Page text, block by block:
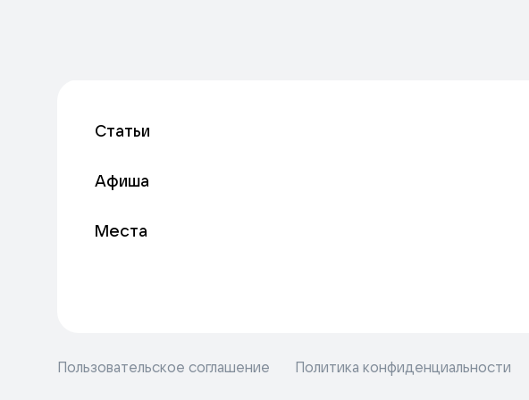
Статьи
Афиша
Места
Пользовательское соглашение Политика конфиденциальности